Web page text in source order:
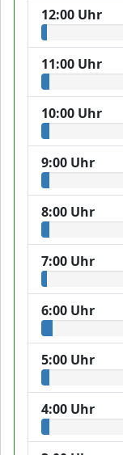
12:00 Uhr
11:00 Uhr
10:00 Uhr
9:00 Uhr
8:00 Uhr
7:00 Uhr
6:00 Uhr
5:00 Uhr
4:00 Uhr